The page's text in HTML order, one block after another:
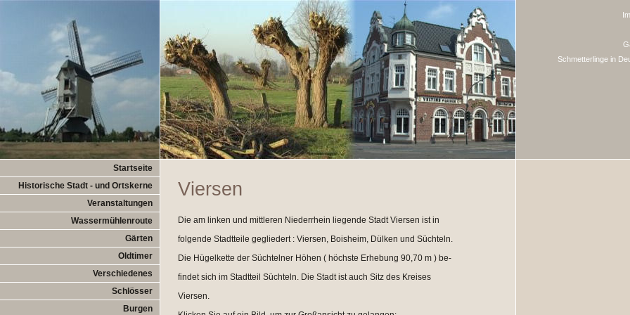
Schmetterlinge in
Startseite
Historische Stadt - und Ortskerne
Veranstaltungen
Wassermühlenroute
Gärten
Oldtimer
Verschiedenes
Schlösser
Burgen
Viersen
Die am linken und mittleren Niederrhein liegende Stadt Viersen ist in
folgende Stadtteile gegliedert : Viersen, Boisheim, Dülken und Süchteln.
Die Hügelkette der Süchtelner Höhen ( höchste Erhebung 90,70 m ) be-
findet sich im Stadtteil Süchteln. Die Stadt ist auch Sitz des Kreises
Viersen.